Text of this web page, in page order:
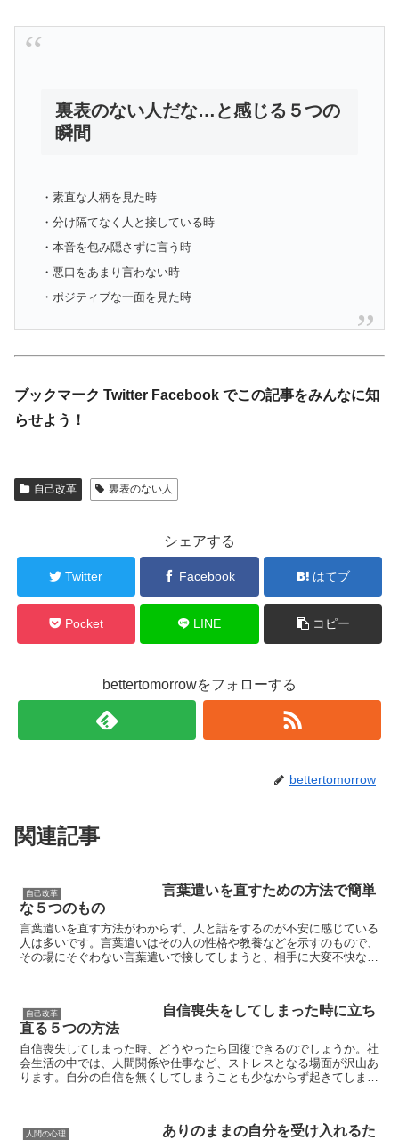
裏表のない人だな…と感じる５つの
瞬間
・素直な人柄を見た時
・分け隔てなく人と接している時
・本音を包み隠さずに言う時
・悪口をあまり言わない時
・ポジティブな一面を見た時
ブックマーク Twitter Facebook でこの記事をみんなに知
らせよう！
自己改革 裏表のない人
シェアする
Twitter Facebook はてブ
Pocket LINE コピー
bettertomorrowをフォローする
bettertomorrow
関連記事
自己改革
言葉遣いを直すための方法で簡単
な５つのもの
言葉遣いを直す方法がわからず、人と話をするのが不安に感じている
人は多いです。言葉遣いはその人の性格や教養などを示すのもので、
その場にそぐわない言葉遣いで接してしまうと、相手に大変不快な思
自己改革
自信喪失をしてしまった時に立ち
直る５つの方法
自信喪失してしまった時、どうやったら回復できるのでしょうか。社
会生活の中では、人間関係や仕事など、ストレスとなる場面が沢山あ
ります。自分の自信を無くしてしまうことも少なからず起きてしまう
人間の心理
ありのままの自分を受け入れるた